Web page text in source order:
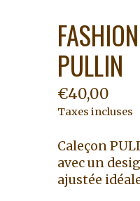
PULLIN
€40,00
Taxes incluses
Caleçon
avec un
ajustée